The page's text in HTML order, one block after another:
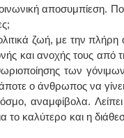
αποσυμπίεση.
ζωή, με την
και ανοχής τους από
των
ο άνθρωπος να
αναμφίβολα.
το καλύτερο και η